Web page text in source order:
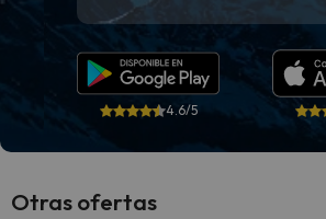
4.6/5
Otras ofertas